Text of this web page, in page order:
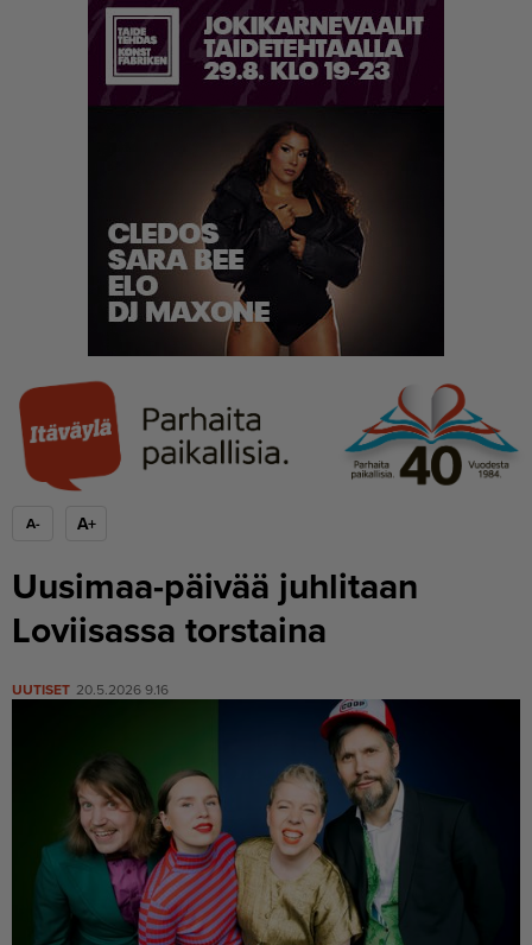
A- A+
Uusimaa-päivää juhlitaan
Loviisassa torstaina
UUTISET 20.5.2026 9.16